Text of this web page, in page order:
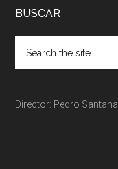
BUSCAR
Director: Pedro Santana